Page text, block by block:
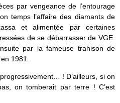
par vengeance de l’entourage
temps l’affaire des diamants de
et alimentée par certaines
de se débarrasser de VGE.
par la fameuse trahison de
1981.
! D’ailleurs, si on
on tomberait par terre ! C’est